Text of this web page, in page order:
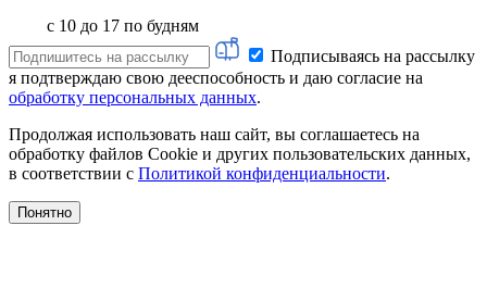
с 10 до 17 по будням
Подписываясь на рассылку
я подтверждаю свою дееспособность и даю согласие на
обработку персональных данных.
Продолжая использовать наш сайт, вы соглашаетесь на
обработку файлов Cookie и других пользовательских данных,
в соответствии с Политикой конфиденциальности.
Понятно